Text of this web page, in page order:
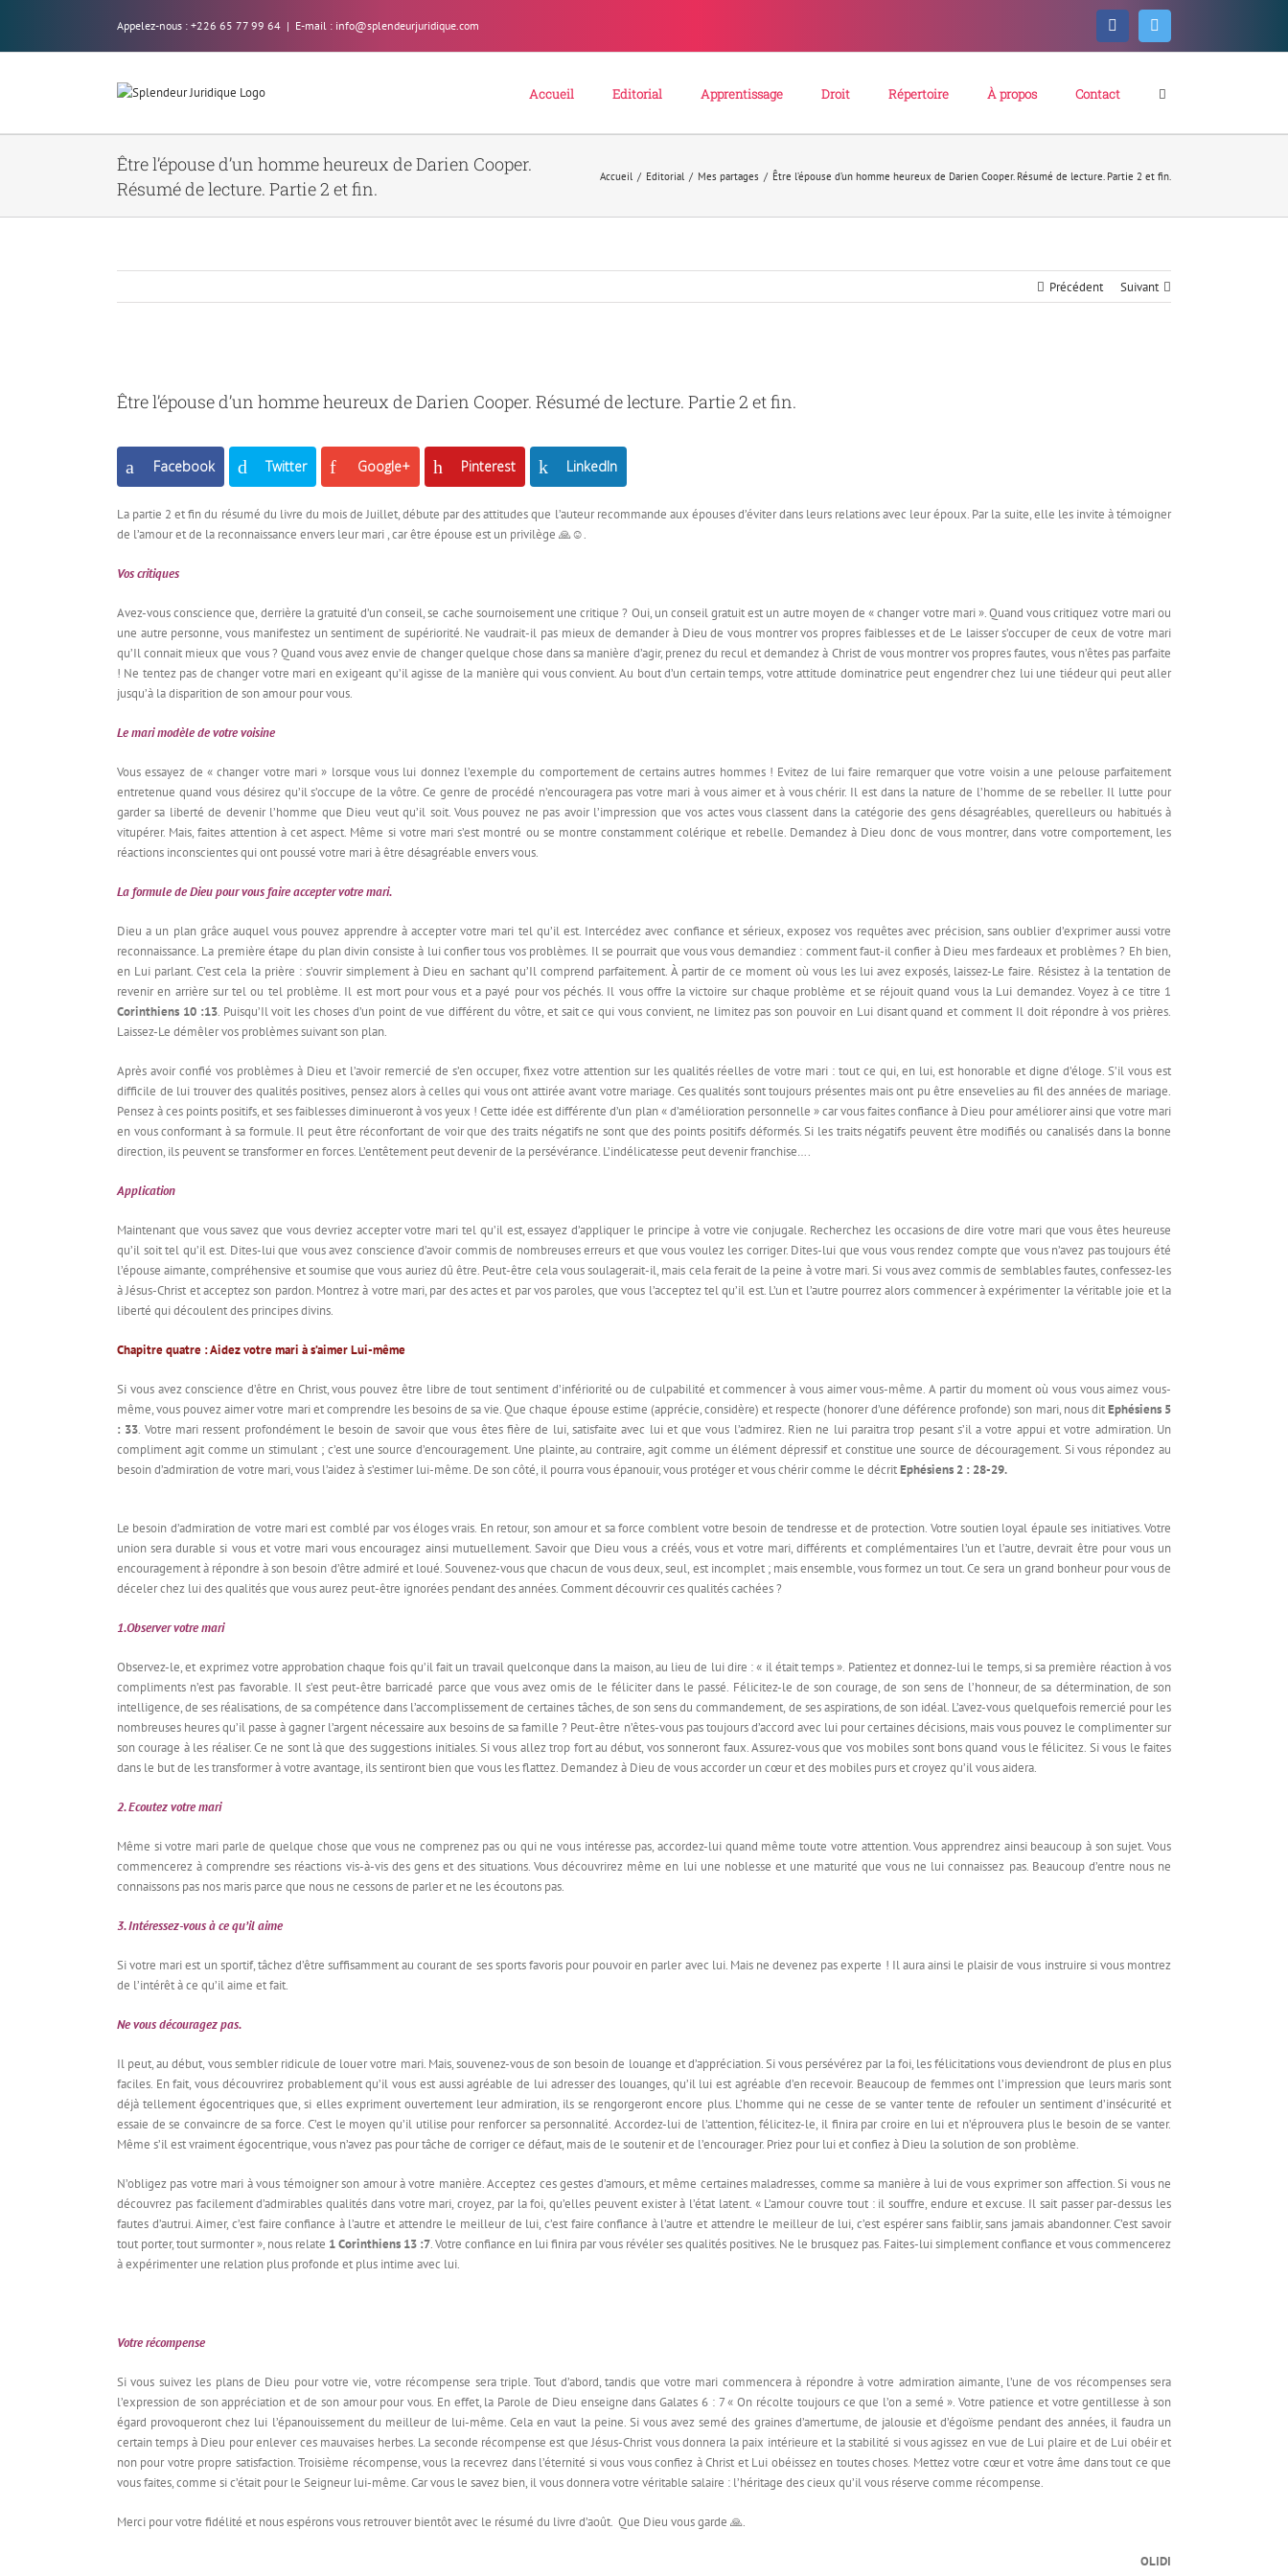
content
Appelez-nous : +226 65 77 99 64 | E-mail : info@splendeurjuridique.com Facebook
Accueil Editorial Apprentissage Droit Répertoire À propos Contact
Être l’épouse d’un homme heureux de Darien Cooper.
Résumé de lecture. Partie 2 et fin.
Accueil / Editorial / Mes partages / Être l’épouse d’un homme heureux de Darien Cooper. Résumé de lecture. Partie 2 et fin.
Précédent Suivant
l'image
agrandie
Être l’épouse d’un homme heureux de Darien Cooper. Résumé de lecture. Partie 2 et fin.
Facebook Twitter Google+ Pinterest LinkedIn
La partie 2 et fin du résumé du livre du mois de Juillet, débute par des attitudes que l’auteur recommande aux épouses d’éviter dans leurs relations avec leur époux. Par la suite, elle les invite à témoigner
de l’amour et de la reconnaissance envers leur mari , car être épouse est un privilège 🙏☺.
Vos critiques
Avez-vous conscience que, derrière la gratuité d’un conseil, se cache sournoisement une critique ? Oui, un conseil gratuit est un autre moyen de « changer votre mari ». Quand vous critiquez votre mari ou
une autre personne, vous manifestez un sentiment de supériorité. Ne vaudrait-il pas mieux de demander à Dieu de vous montrer vos propres faiblesses et de Le laisser s’occuper de ceux de votre mari
qu’Il connait mieux que vous ? Quand vous avez envie de changer quelque chose dans sa manière d’agir, prenez du recul et demandez à Christ de vous montrer vos propres fautes, vous n’êtes pas parfaite
! Ne tentez pas de changer votre mari en exigeant qu’il agisse de la manière qui vous convient. Au bout d’un certain temps, votre attitude dominatrice peut engendrer chez lui une tiédeur qui peut aller
jusqu’à la disparition de son amour pour vous.
Le mari modèle de votre voisine
Vous essayez de « changer votre mari » lorsque vous lui donnez l’exemple du comportement de certains autres hommes ! Evitez de lui faire remarquer que votre voisin a une pelouse parfaitement
entretenue quand vous désirez qu’il s’occupe de la vôtre. Ce genre de procédé n’encouragera pas votre mari à vous aimer et à vous chérir. Il est dans la nature de l’homme de se rebeller. Il lutte pour
garder sa liberté de devenir l’homme que Dieu veut qu’il soit. Vous pouvez ne pas avoir l’impression que vos actes vous classent dans la catégorie des gens désagréables, querelleurs ou habitués à
vitupérer. Mais, faites attention à cet aspect. Même si votre mari s’est montré ou se montre constamment colérique et rebelle. Demandez à Dieu donc de vous montrer, dans votre comportement, les
réactions inconscientes qui ont poussé votre mari à être désagréable envers vous.
La formule de Dieu pour vous faire accepter votre mari.
Dieu a un plan grâce auquel vous pouvez apprendre à accepter votre mari tel qu’il est. Intercédez avec confiance et sérieux, exposez vos requêtes avec précision, sans oublier d’exprimer aussi votre
reconnaissance. La première étape du plan divin consiste à lui confier tous vos problèmes. Il se pourrait que vous vous demandiez : comment faut-il confier à Dieu mes fardeaux et problèmes ? Eh bien,
en Lui parlant. C’est cela la prière : s’ouvrir simplement à Dieu en sachant qu’Il comprend parfaitement. À partir de ce moment où vous les lui avez exposés, laissez-Le faire. Résistez à la tentation de
revenir en arrière sur tel ou tel problème. Il est mort pour vous et a payé pour vos péchés. Il vous offre la victoire sur chaque problème et se réjouit quand vous la Lui demandez. Voyez à ce titre 1
Corinthiens 10 :13. Puisqu’Il voit les choses d’un point de vue différent du vôtre, et sait ce qui vous convient, ne limitez pas son pouvoir en Lui disant quand et comment Il doit répondre à vos prières.
Laissez-Le démêler vos problèmes suivant son plan.
Après avoir confié vos problèmes à Dieu et l’avoir remercié de s’en occuper, fixez votre attention sur les qualités réelles de votre mari : tout ce qui, en lui, est honorable et digne d’éloge. S’il vous est
difficile de lui trouver des qualités positives, pensez alors à celles qui vous ont attirée avant votre mariage. Ces qualités sont toujours présentes mais ont pu être ensevelies au fil des années de mariage.
Pensez à ces points positifs, et ses faiblesses diminueront à vos yeux ! Cette idée est différente d’un plan « d’amélioration personnelle » car vous faites confiance à Dieu pour améliorer ainsi que votre mari
en vous conformant à sa formule. Il peut être réconfortant de voir que des traits négatifs ne sont que des points positifs déformés. Si les traits négatifs peuvent être modifiés ou canalisés dans la bonne
direction, ils peuvent se transformer en forces. L’entêtement peut devenir de la persévérance. L’indélicatesse peut devenir franchise….
Application
Maintenant que vous savez que vous devriez accepter votre mari tel qu’il est, essayez d’appliquer le principe à votre vie conjugale. Recherchez les occasions de dire votre mari que vous êtes heureuse
qu’il soit tel qu’il est. Dites-lui que vous avez conscience d’avoir commis de nombreuses erreurs et que vous voulez les corriger. Dites-lui que vous vous rendez compte que vous n’avez pas toujours été
l’épouse aimante, compréhensive et soumise que vous auriez dû être. Peut-être cela vous soulagerait-il, mais cela ferait de la peine à votre mari. Si vous avez commis de semblables fautes, confessez-les
à Jésus-Christ et acceptez son pardon. Montrez à votre mari, par des actes et par vos paroles, que vous l’acceptez tel qu’il est. L’un et l’autre pourrez alors commencer à expérimenter la véritable joie et la
liberté qui découlent des principes divins.
Chapitre quatre : Aidez votre mari à s’aimer Lui-même
Si vous avez conscience d’être en Christ, vous pouvez être libre de tout sentiment d’infériorité ou de culpabilité et commencer à vous aimer vous-même. A partir du moment où vous vous aimez vous-
même, vous pouvez aimer votre mari et comprendre les besoins de sa vie. Que chaque épouse estime (apprécie, considère) et respecte (honorer d’une déférence profonde) son mari, nous ditEphésiens 5
: 33. Votre mari ressent profondément le besoin de savoir que vous êtes fière de lui, satisfaite avec lui et que vous l’admirez. Rien ne lui paraitra trop pesant s’il a votre appui et votre admiration. Un
compliment agit comme un stimulant ; c’est une source d’encouragement. Une plainte, au contraire, agit comme un élément dépressif et constitue une source de découragement. Si vous répondez au
besoin d’admiration de votre mari, vous l’aidez à s’estimer lui-même. De son côté, il pourra vous épanouir, vous protéger et vous chérir comme le décritEphésiens 2 : 28-29.
Le besoin d’admiration de votre mari est comblé par vos éloges vrais. En retour, son amour et sa force comblent votre besoin de tendresse et de protection. Votre soutien loyal épaule ses initiatives. Votre
union sera durable si vous et votre mari vous encouragez ainsi mutuellement. Savoir que Dieu vous a créés, vous et votre mari, différents et complémentaires l’un et l’autre, devrait être pour vous un
encouragement à répondre à son besoin d’être admiré et loué. Souvenez-vous que chacun de vous deux, seul, est incomplet ; mais ensemble, vous formez un tout. Ce sera un grand bonheur pour vous de
déceler chez lui des qualités que vous aurez peut-être ignorées pendant des années. Comment découvrir ces qualités cachées ?
1.Observer votre mari
Observez-le, et exprimez votre approbation chaque fois qu’il fait un travail quelconque dans la maison, au lieu de lui dire : « il était temps ». Patientez et donnez-lui le temps, si sa première réaction à vos
compliments n’est pas favorable. Il s’est peut-être barricadé parce que vous avez omis de le féliciter dans le passé. Félicitez-le de son courage, de son sens de l’honneur, de sa détermination, de son
intelligence, de ses réalisations, de sa compétence dans l’accomplissement de certaines tâches, de son sens du commandement, de ses aspirations, de son idéal. L’avez-vous quelquefois remercié pour les
nombreuses heures qu’il passe à gagner l’argent nécessaire aux besoins de sa famille ? Peut-être n’êtes-vous pas toujours d’accord avec lui pour certaines décisions, mais vous pouvez le complimenter sur
son courage à les réaliser. Ce ne sont là que des suggestions initiales. Si vous allez trop fort au début, vos sonneront faux. Assurez-vous que vos mobiles sont bons quand vous le félicitez. Si vous le faites
dans le but de les transformer à votre avantage, ils sentiront bien que vous les flattez. Demandez à Dieu de vous accorder un cœur et des mobiles purs et croyez qu’il vous aidera.
2. Ecoutez votre mari
Même si votre mari parle de quelque chose que vous ne comprenez pas ou qui ne vous intéresse pas, accordez-lui quand même toute votre attention. Vous apprendrez ainsi beaucoup à son sujet. Vous
commencerez à comprendre ses réactions vis-à-vis des gens et des situations. Vous découvrirez même en lui une noblesse et une maturité que vous ne lui connaissez pas. Beaucoup d’entre nous ne
connaissons pas nos maris parce que nous ne cessons de parler et ne les écoutons pas.
3. Intéressez-vous à ce qu’il aime
Si votre mari est un sportif, tâchez d’être suffisamment au courant de ses sports favoris pour pouvoir en parler avec lui. Mais ne devenez pas experte ! Il aura ainsi le plaisir de vous instruire si vous montrez
de l’intérêt à ce qu’il aime et fait.
Ne vous découragez pas.
Il peut, au début, vous sembler ridicule de louer votre mari. Mais, souvenez-vous de son besoin de louange et d’appréciation. Si vous persévérez par la foi, les félicitations vous deviendront de plus en plus
faciles. En fait, vous découvrirez probablement qu’il vous est aussi agréable de lui adresser des louanges, qu’il lui est agréable d’en recevoir. Beaucoup de femmes ont l’impression que leurs maris sont
déjà tellement égocentriques que, si elles expriment ouvertement leur admiration, ils se rengorgeront encore plus. L’homme qui ne cesse de se vanter tente de refouler un sentiment d’insécurité et
essaie de se convaincre de sa force. C’est le moyen qu’il utilise pour renforcer sa personnalité. Accordez-lui de l’attention, félicitez-le, il finira par croire en lui et n’éprouvera plus le besoin de se vanter.
Même s’il est vraiment égocentrique, vous n’avez pas pour tâche de corriger ce défaut, mais de le soutenir et de l’encourager. Priez pour lui et confiez à Dieu la solution de son problème.
N’obligez pas votre mari à vous témoigner son amour à votre manière. Acceptez ces gestes d’amours, et même certaines maladresses, comme sa manière à lui de vous exprimer son affection. Si vous ne
découvrez pas facilement d’admirables qualités dans votre mari, croyez, par la foi, qu’elles peuvent exister à l’état latent. « L’amour couvre tout : il souffre, endure et excuse. Il sait passer par-dessus les
fautes d’autrui. Aimer, c’est faire confiance à l’autre et attendre le meilleur de lui, c’est faire confiance à l’autre et attendre le meilleur de lui, c’est espérer sans faiblir, sans jamais abandonner. C’est savoir
tout porter, tout surmonter », nous relate 1 Corinthiens 13 :7. Votre confiance en lui finira par vous révéler ses qualités positives. Ne le brusquez pas. Faites-lui simplement confiance et vous commencerez
à expérimenter une relation plus profonde et plus intime avec lui.
Votre récompense
Si vous suivez les plans de Dieu pour votre vie, votre récompense sera triple. Tout d’abord, tandis que votre mari commencera à répondre à votre admiration aimante, l’une de vos récompenses sera
l’expression de son appréciation et de son amour pour vous. En effet, la Parole de Dieu enseigne dans Galates 6 : 7 « On récolte toujours ce que l’on a semé ». Votre patience et votre gentillesse à son
égard provoqueront chez lui l’épanouissement du meilleur de lui-même. Cela en vaut la peine. Si vous avez semé des graines d’amertume, de jalousie et d’égoïsme pendant des années, il faudra un
certain temps à Dieu pour enlever ces mauvaises herbes. La seconde récompense est que Jésus-Christ vous donnera la paix intérieure et la stabilité si vous agissez en vue de Lui plaire et de Lui obéir et
non pour votre propre satisfaction. Troisième récompense, vous la recevrez dans l’éternité si vous vous confiez à Christ et Lui obéissez en toutes choses. Mettez votre cœur et votre âme dans tout ce que
vous faites, comme si c’était pour le Seigneur lui-même. Car vous le savez bien, il vous donnera votre véritable salaire : l’héritage des cieux qu’il vous réserve comme récompense.
Merci pour votre fidélité et nous espérons vous retrouver bientôt avec le résumé du livre d’août. Que Dieu vous garde 🙏.
OLIDI